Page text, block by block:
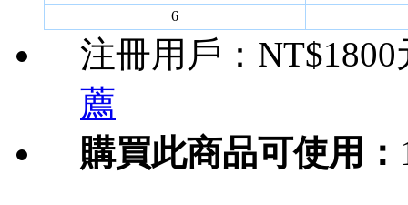
6
注冊用戶： NT$1800
薦
購買此商品可使用：